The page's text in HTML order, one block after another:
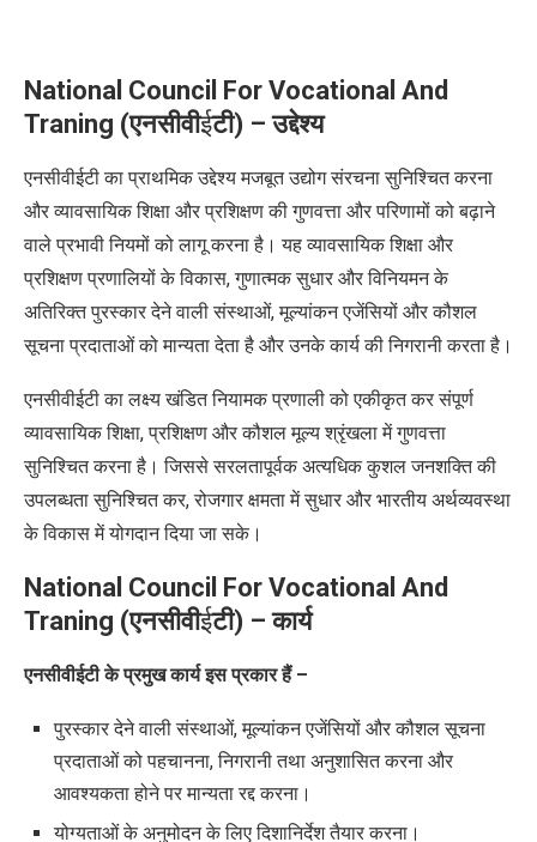
National Council For Vocational And
Traning (एनसीवीईटी) –उद्देश्य
एनसीवीईटी का प्राथमिक उद्देश्य मजबूत उद्योग संरचना सुनिश्चित करना
और व्यावसायिक शिक्षा और प्रशिक्षण की गुणवत्ता और परिणामों को बढ़ाने
वाले प्रभावी नियमों को लागू करना है। यह व्यावसायिक शिक्षा और
प्रशिक्षण प्रणालियों के विकास, गुणात्मक सुधार और विनियमन के
अतिरिक्त पुरस्कार देने वाली संस्थाओं, मूल्यांकन एजेंसियों और कौशल
सूचना प्रदाताओं को मान्यता देता है और उनके कार्य की निगरानी करता है।
एनसीवीईटी का लक्ष्य खंडित नियामक प्रणाली को एकीकृत कर संपूर्ण
व्यावसायिक शिक्षा,प्रशिक्षण और कौशल मूल्य श्रृंखला में गुणवत्ता
सुनिश्चित करना है। जिससे सरलतापूर्वक अत्यधिक कुशल जनशक्ति की
उपलब्धता सुनिश्चित कर,रोजगार क्षमता में सुधार और भारतीय अर्थव्यवस्था
के विकास में योगदान दिया जा सके।
National Council For Vocational And
Traning (एनसीवीईटी) –कार्य
एनसीवीईटी के प्रमुख कार्य इस प्रकार हैं –
पुरस्कार देने वाली संस्थाओं,मूल्यांकन एजेंसियों और कौशल सूचना
प्रदाताओं को पहचानना,निगरानी तथा अनुशासित करना और
आवश्यकता होने पर मान्यता रद्द करना।
योग्यताओं के अनुमोदन के लिए दिशानिर्देश तैयार करना।